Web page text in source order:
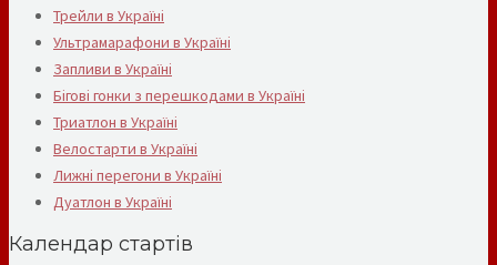
Трейли в Україні
Ультрамарафони в Україні
Запливи в Україні
Бігові гонки з перешкодами в Україні
Триатлон в Україні
Велостарти в Україні
Лижні перегони в Україні
Дуатлон в Україні
Календар стартів